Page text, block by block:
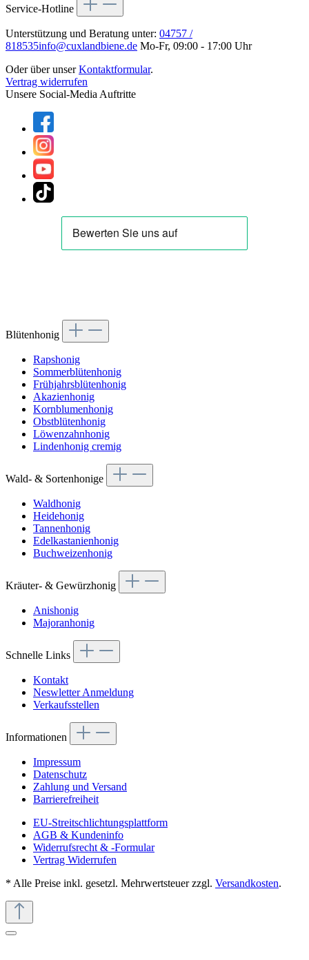
Service-Hotline
Unterstützung und Beratung unter: 04757 /
818535info@cuxlandbiene.de Mo-Fr, 09:00 - 17:00 Uhr
Oder über unserKontaktformular.
Vertrag widerrufen
Unsere Social-Media Auftritte
Blütenhonig
Rapshonig
Sommerblütenhonig
Frühjahrsblütenhonig
Akazienhonig
Kornblumenhonig
Obstblütenhonig
Löwenzahnhonig
Lindenhonig cremig
Wald- & Sortenhonige
Waldhonig
Heidehonig
Tannenhonig
Edelkastanienhonig
Buchweizenhonig
Kräuter- & Gewürzhonig
Anishonig
Majoranhonig
Schnelle Links
Kontakt
Neswletter Anmeldung
Verkaufsstellen
Informationen
Impressum
Datenschutz
Zahlung und Versand
Barrierefreiheit
EU-Streitschlichtungsplattform
AGB & Kundeninfo
Widerrufsrecht & -Formular
Vertrag Widerrufen
* Alle Preise inkl. gesetzl. Mehrwertsteuer zzgl. Versandkosten.